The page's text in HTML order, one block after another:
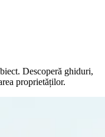
Descoperă ghiduri,
proprietăților.